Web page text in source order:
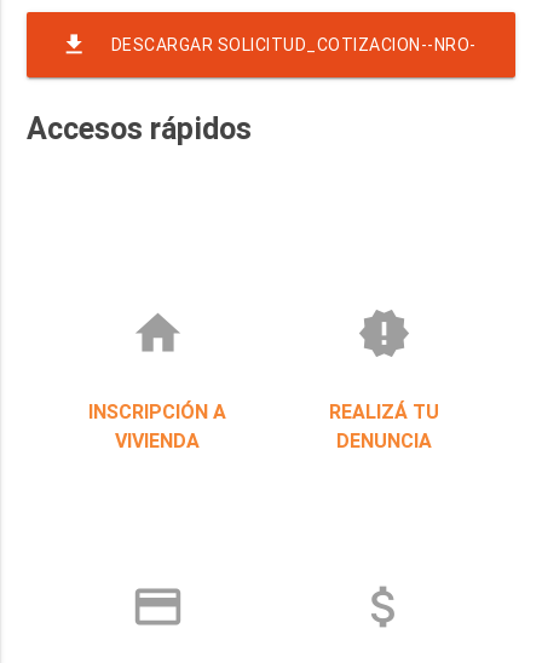
file_download DESCARGAR SOLICITUD_COTIZACION--NRO-
Accesos rápidos
home
INSCRIPCIÓN A
VIVIENDA
new_releases
REALIZÁ TU
DENUNCIA
credit_card attach_money